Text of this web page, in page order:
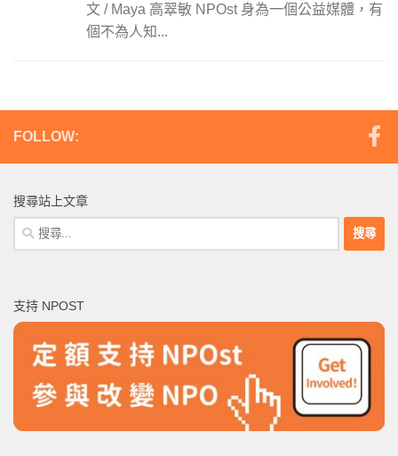
文 / Maya 高翠敏 NPOst 身為一個公益媒體，有
個不為人知...
FOLLOW:
搜尋站上文章
搜
尋
字:
支持 NPOST